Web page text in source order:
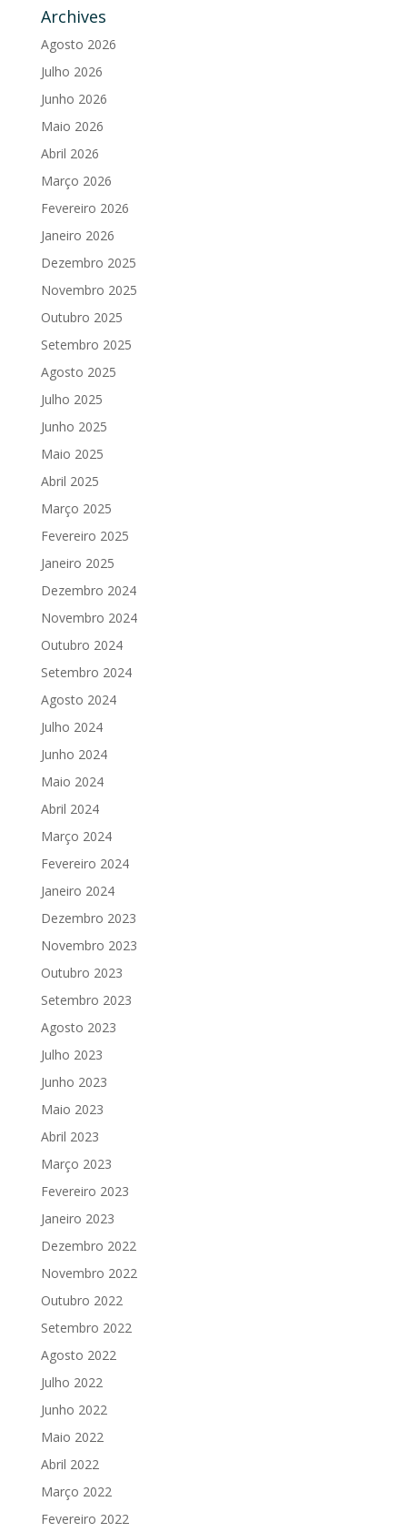
Archives
Agosto 2026
Julho 2026
Junho 2026
Maio 2026
Abril 2026
Março 2026
Fevereiro 2026
Janeiro 2026
Dezembro 2025
Novembro 2025
Outubro 2025
Setembro 2025
Agosto 2025
Julho 2025
Junho 2025
Maio 2025
Abril 2025
Março 2025
Fevereiro 2025
Janeiro 2025
Dezembro 2024
Novembro 2024
Outubro 2024
Setembro 2024
Agosto 2024
Julho 2024
Junho 2024
Maio 2024
Abril 2024
Março 2024
Fevereiro 2024
Janeiro 2024
Dezembro 2023
Novembro 2023
Outubro 2023
Setembro 2023
Agosto 2023
Julho 2023
Junho 2023
Maio 2023
Abril 2023
Março 2023
Fevereiro 2023
Janeiro 2023
Dezembro 2022
Novembro 2022
Outubro 2022
Setembro 2022
Agosto 2022
Julho 2022
Junho 2022
Maio 2022
Abril 2022
Março 2022
Fevereiro 2022